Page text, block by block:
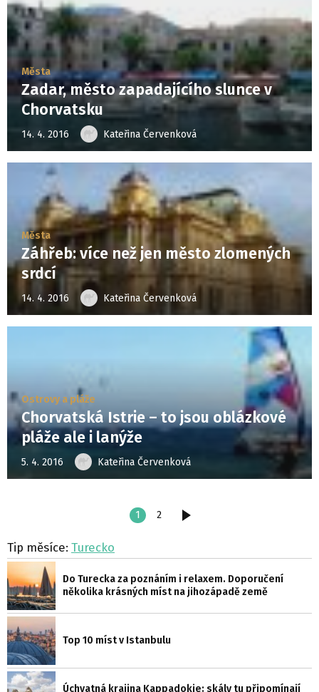
Města
Zadar, město zapadajícího slunce v
Chorvatsku
14. 4. 2016 Kateřina Červenková
Města
Záhřeb: více než jen město zlomených
srdcí
14. 4. 2016 Kateřina Červenková
Ostrovy a pláže
Chorvatská Istrie – to jsou oblázkové
pláže ale i lanýže
5. 4. 2016 Kateřina Červenková
1 2
DALŠÍ
Tip měsíce: Turecko
Do Turecka za poznáním i relaxem. Doporučení
několika krásných míst na jihozápadě země
Top 10 míst v Istanbulu
Úchvatná krajina Kappadokie: skály tu připomínají